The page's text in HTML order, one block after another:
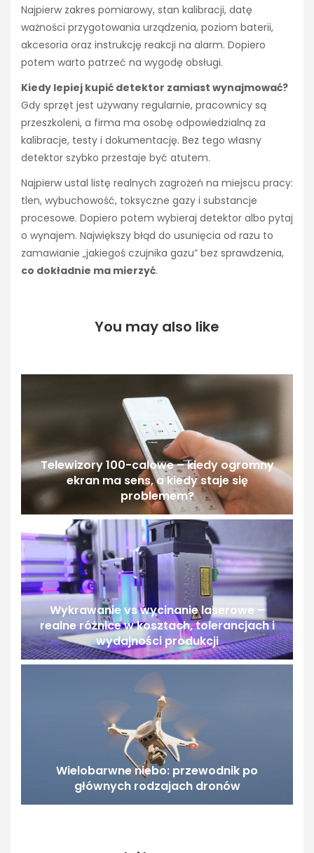
Najpierw zakres pomiarowy, stan kalibracji, datę
ważności przygotowania urządzenia, poziom baterii,
akcesoria oraz instrukcję reakcji na alarm. Dopiero
potem warto patrzeć na wygodę obsługi.
Kiedy lepiej kupić detektor zamiast wynajmować?
Gdy sprzęt jest używany regularnie, pracownicy są
przeszkoleni, a firma ma osobę odpowiedzialną za
kalibracje, testy i dokumentację. Bez tego własny
detektor szybko przestaje być atutem.
Najpierw ustal listę realnych zagrożeń na miejscu pracy:
tlen, wybuchowość, toksyczne gazy i substancje
procesowe. Dopiero potem wybieraj detektor albo pytaj
o wynajem. Największy błąd do usunięcia od razu to
zamawianie „jakiegoś czujnika gazu” bez sprawdzenia,
co dokładnie ma mierzyć.
You may also like
Telewizory 100-calowe – kiedy ogromny
ekran ma sens, a kiedy staje się
problemem?
Wykrawanie vs wycinanie laserowe –
realne różnice w kosztach, tolerancjach i
wydajności produkcji
Wielobarwne niebo: przewodnik po
głównych rodzajach dronów